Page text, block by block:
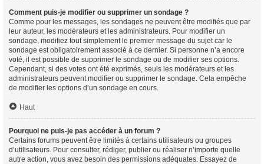
Comment puis-je modifier ou supprimer un sondage ?
Comme pour les messages, les sondages ne peuvent être modifiés que par
leur auteur, les modérateurs et les administrateurs. Pour modifier un
sondage, modifiez tout simplement le premier message du sujet car le
sondage est obligatoirement associé à ce dernier. Si personne n’a encore
voté, il est possible de supprimer le sondage ou de modifier ses options.
Cependant, si des votes ont été exprimés, seuls les modérateurs et les
administrateurs peuvent modifier ou supprimer le sondage. Cela empêche
de modifier les options d’un sondage en cours.
Haut
Pourquoi ne puis-je pas accéder à un forum ?
Certains forums peuvent être limités à certains utilisateurs ou groupes
d’utilisateurs. Pour consulter, rédiger, publier ou réaliser n’importe quelle
autre action, vous avez besoin des permissions adéquates. Essayez de